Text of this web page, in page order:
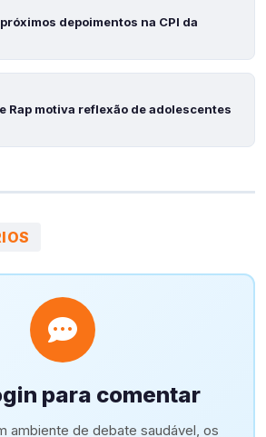
depoimentos na CPI da
Rap motiva reflexão de adolescentes
para comentar
ambiente de debate saudável, os